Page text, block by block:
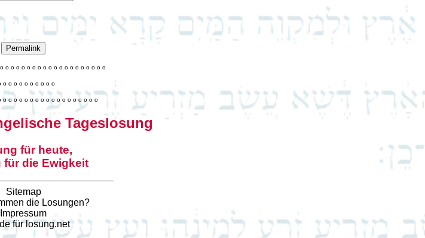
Permalink
o o o o o o o o o o o o o o o o o o o o
o o o o o o o o o o
o o o o o o o o o o o o o o o o o o
Tageslosung
für heute,
für die Ewigkeit
Sitemap
die Losungen?
Impressum
für losung.net